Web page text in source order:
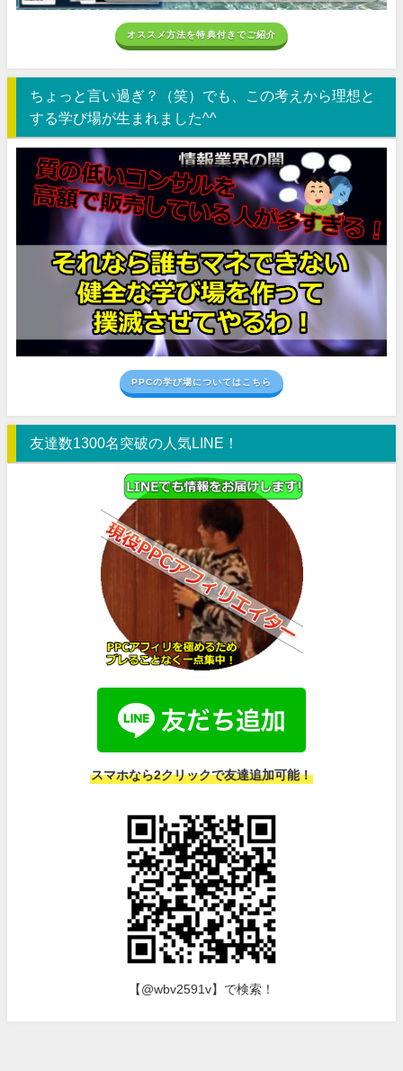
オススメ方法を特典付きでご紹介
ちょっと言い過ぎ？（笑）でも、この考えから理想と
する学び場が生まれました^^
PPCの学び場についてはこちら
友達数1300名突破の人気LINE！
スマホなら2クリックで友達追加可能！
【@wbv2591v】で検索！